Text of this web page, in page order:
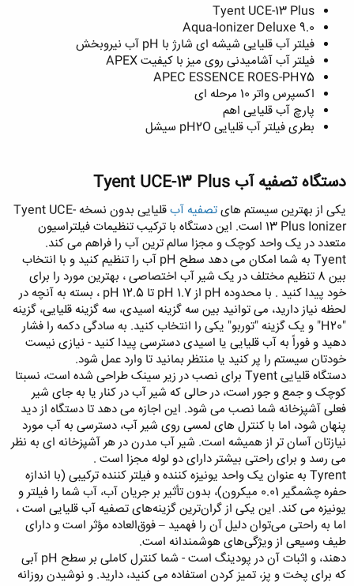
Tyent UCE-13 Plus
Aqua-Ionizer Deluxe 9.0
فیلتر آب قلیایی شیشه ای شارژ با pH آب نیروبخش
فیلتر آب آشامیدنی روی میز با کیفیت APEX
APEC ESSENCE ROES-PH75
اکسپرس واتر 10 مرحله ای
پارچ آب قلیایی اهم
بطری فیلتر آب قلیایی pH2O سیشل
دستگاه تصفیه آب Tyent UCE-13 Plus
یکی از بهترین سیستم هایتصفیه آب
قلیایی بدون نسخه Tyent UCE-
13 Plus Ionizer است. این دستگاه با ترکیب تنظیمات فیلتراسیون
متعدد در یک واحد کوچک و مجزا سالم ترین آب را فراهم می کند.
Tyent به شما امکان می دهد سطح pH آب را تنظیم کنید و با انتخاب
بین 8 تنظیم مختلف در یک شیر آب اختصاصی ، بهترین مورد را برای
خود پیدا کنید . با محدوده pH از 1.7 pH تا 12.5 pH ، بسته به آنچه در
لحظه نیاز دارید، می توانید بین سه گزینه اسیدی، سه گزینه قلیایی، گزینه
"H20" و یک گزینه "توربو" یکی را انتخاب کنید. به سادگی دکمه را فشار
دهید و فوراً به آب قلیایی یا اسیدی دسترسی پیدا کنید - نیازی نیست
خودتان سیستم را پر کنید یا منتظر بمانید تا وارد عمل شود.
دستگاه قلیایی Tyent برای نصب در زیر سینک طراحی شده است، نسبتا
کوچک و جمع و جور است، در حالی که شیر آب در کنار یا به جای شیر
فعلی آشپزخانه شما نصب می شود. این اجازه می دهد تا دستگاه از دید
پنهان شود، اما با کنترل های لمسی روی شیر آب، دسترسی به آب مورد
نیازتان آسان تر از همیشه است. شیر آب مدرن در هر آشپزخانه ای به نظر
می رسد و برای راحتی بیشتر دارای دو لوله مجزا است .
Tyrent به عنوان یک واحد یونیزه کننده و فیلتر کننده ترکیبی (با اندازه
حفره چشمگیر 0.01 میکرون)، بدون تأثیر بر جریان آب، آب شما را فیلتر و
یونیزه می کند. این یکی از گران‌ترین گزینه‌های تصفیه آب قلیایی است ،
اما به راحتی می‌توان دلیل آن را فهمید – فوق‌العاده مؤثر است و دارای
طیف وسیعی از ویژگی‌های هوشمندانه است.
دهند، و اثبات آن در پودینگ است - شما کنترل کاملی بر سطح pH آبی
که برای پخت و پز، تمیز کردن استفاده می کنید، دارید. و نوشیدن روزانه